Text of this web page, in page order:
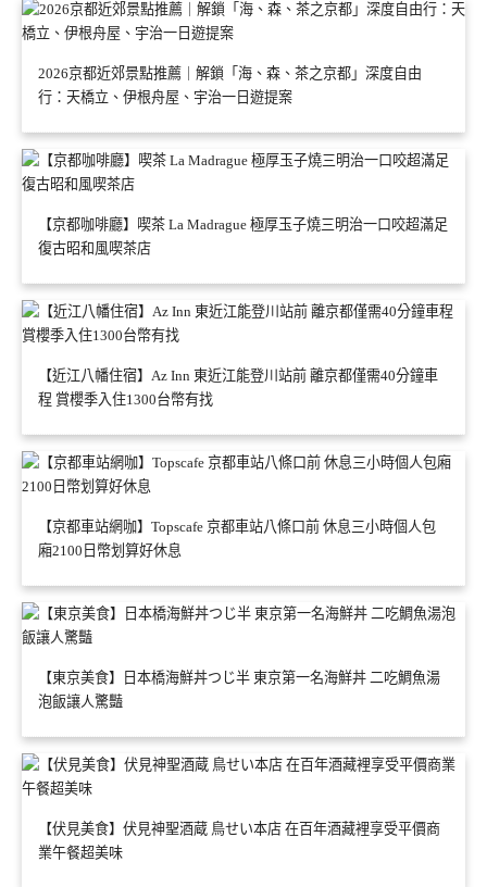
2026京都近郊景點推薦｜解鎖「海、森、茶之京都」深度自由
行：天橋立、伊根舟屋、宇治一日遊提案
【京都咖啡廳】喫茶 La Madrague 極厚玉子燒三明治一口咬超滿足
復古昭和風喫茶店
【近江八幡住宿】Az Inn 東近江能登川站前 離京都僅需40分鐘車
程 賞櫻季入住1300台幣有找
【京都車站網咖】Topscafe 京都車站八條口前 休息三小時個人包
廂2100日幣划算好休息
【東京美食】日本橋海鮮丼つじ半 東京第一名海鮮丼 二吃鯛魚湯
泡飯讓人驚豔
【伏見美食】伏見神聖酒蔵 鳥せい本店 在百年酒藏裡享受平價商
業午餐超美味